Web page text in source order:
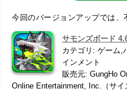
今回のバージョンアップでは、
サモンズボード
カテゴリ: ゲーム,
インメント
販売元: GungHo
Online Entertainment, Inc.（サイ